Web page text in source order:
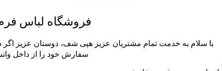
فروشگاه لباس
با سلام به خدمت تمام مشتریان عزیز هپی شف، دوستان عزیز اگر
سفارش خود را از داخل